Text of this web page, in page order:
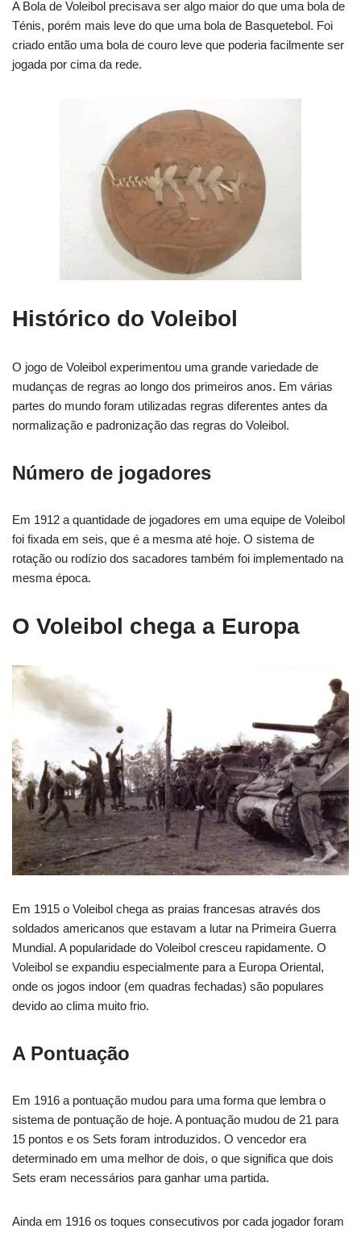
A Bola de Voleibol precisava ser algo maior do que uma bola de
Ténis, porém mais leve do que uma bola de Basquetebol. Foi
criado então uma bola de couro leve que poderia facilmente ser
jogada por cima da rede.
Histórico do Voleibol
O jogo de Voleibol experimentou uma grande variedade de
mudanças de regras ao longo dos primeiros anos. Em várias
partes do mundo foram utilizadas regras diferentes antes da
normalização e padronização das regras do Voleibol.
Número de jogadores
Em 1912 a quantidade de jogadores em uma equipe de Voleibol
foi fixada em seis, que é a mesma até hoje. O sistema de
rotação ou rodízio dos sacadores também foi implementado na
mesma época.
O Voleibol chega a Europa
Em 1915 o Voleibol chega as praias francesas através dos
soldados americanos que estavam a lutar na Primeira Guerra
Mundial. A popularidade do Voleibol cresceu rapidamente. O
Voleibol se expandiu especialmente para a Europa Oriental,
onde os jogos indoor (em quadras fechadas) são populares
devido ao clima muito frio.
A Pontuação
Em 1916 a pontuação mudou para uma forma que lembra o
sistema de pontuação de hoje. A pontuação mudou de 21 para
15 pontos e os Sets foram introduzidos. O vencedor era
determinado em uma melhor de dois, o que significa que dois
Sets eram necessários para ganhar uma partida.
Ainda em 1916 os toques consecutivos por cada jogador foram